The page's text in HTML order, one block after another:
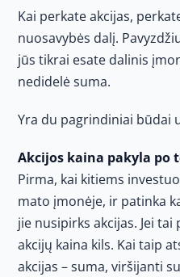
Kai perkate akcijas,
nuosavybės dalį.
jūs tikrai esate dalinis
nedidelė suma.
Yra du pagrindiniai būdai
Akcijos kaina pakyla po
Pirma, kai kitiems
mato įmonėje, ir patinka
jie nusipirks akcijas. Jei
akcijų kaina kils. Kai taip
akcijas – suma, viršijanti